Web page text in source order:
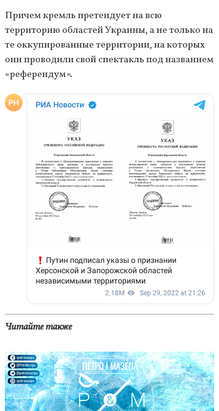
Причем кремль претендует на всю
территорию областей Украины, а не только на
те оккупированные территории, на которых
они проводили свой спектакль под названием
«референдум».
Читайте также